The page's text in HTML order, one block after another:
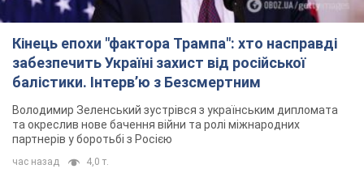
Кінець епохи "фактора Трампа": хто насправді
забезпечить Україні захист від російської
балістики. Інтерв’ю з Безсмертним
Володимир Зеленський зустрівся з українським дипломата
та окреслив нове бачення війни та ролі міжнародних
партнерів у боротьбі з Росією
час назад 4,0 т.